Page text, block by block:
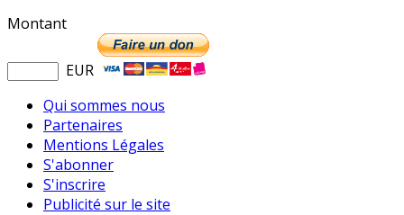
Montant
EUR
Qui sommes nous
Partenaires
Mentions Légales
S'abonner
S'inscrire
Publicité sur le site